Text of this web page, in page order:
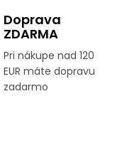
Doprava
ZDARMA
Pri nákupe nad 120
EUR máte dopravu
zadarmo